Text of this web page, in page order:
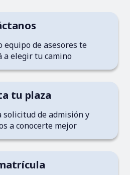
equipo de asesores te
a elegir tu camino
tu plaza
solicitud de admisión y
a conocerte mejor